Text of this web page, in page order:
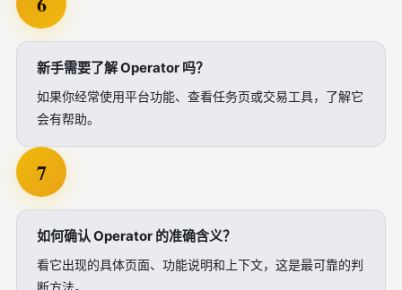
新手需要了解 Operator 吗？
如果你经常使用平台功能、查看任务页或交易工具，了解它
会有帮助。
7
如何确认 Operator 的准确含义？
看它出现的具体页面、功能说明和上下文，这是最可靠的判
断方法。